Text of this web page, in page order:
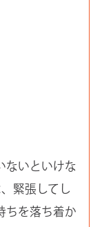
ないといけな
緊張してし
ちを落ち着か